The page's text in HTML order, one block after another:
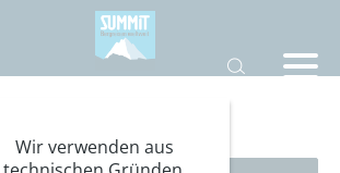
Reisen
Wir verwenden aus